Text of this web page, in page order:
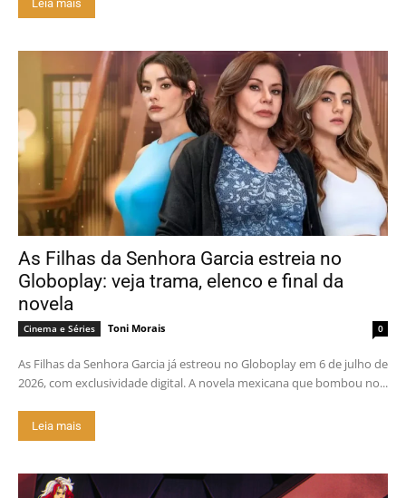
Leia mais
As Filhas da Senhora Garcia estreia no
Globoplay: veja trama, elenco e final da
novela
Cinema e Séries Toni Morais 0
As Filhas da Senhora Garcia já estreou no Globoplay em 6 de julho de
2026, com exclusividade digital. A novela mexicana que bombou no...
Leia mais